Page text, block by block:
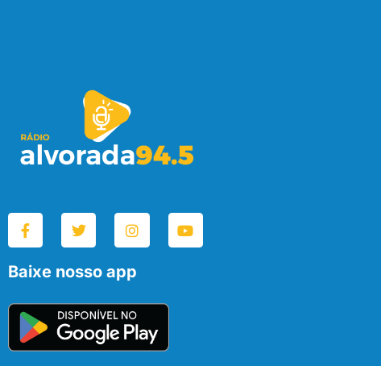
Baixe nosso app